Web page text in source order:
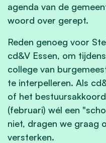
agenda van de
woord over gerept.
Reden genoeg voor
cd&V Essen, om
college van
te interpelleren. Als
of het
(februari) wél een
niet, dragen we graag
versterken.